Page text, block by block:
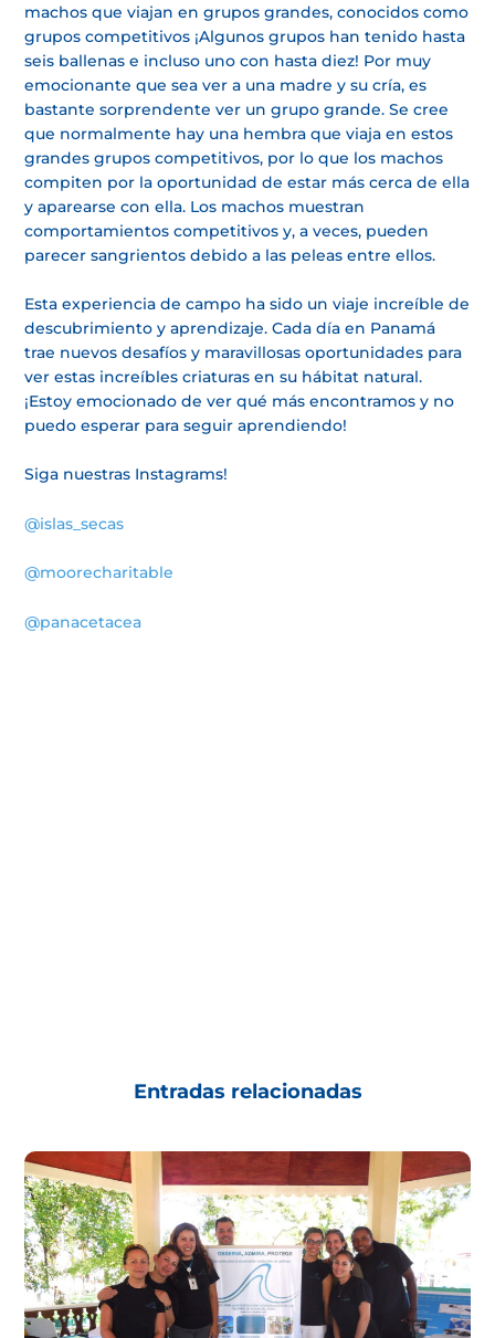
machos que viajan en grupos grandes, conocidos como
grupos competitivos ¡Algunos grupos han tenido hasta
seis ballenas e incluso uno con hasta diez! Por muy
emocionante que sea ver a una madre y su cría, es
bastante sorprendente ver un grupo grande. Se cree
que normalmente hay una hembra que viaja en estos
grandes grupos competitivos, por lo que los machos
compiten por la oportunidad de estar más cerca de ella
y aparearse con ella. Los machos muestran
comportamientos competitivos y, a veces, pueden
parecer sangrientos debido a las peleas entre ellos.
Esta experiencia de campo ha sido un viaje increíble de
descubrimiento y aprendizaje. Cada día en Panamá
trae nuevos desafíos y maravillosas oportunidades para
ver estas increíbles criaturas en su hábitat natural.
¡Estoy emocionado de ver qué más encontramos y no
puedo esperar para seguir aprendiendo!
Siga nuestras Instagrams!
@islas_secas
@moorecharitable
@panacetacea
Entradas relacionadas